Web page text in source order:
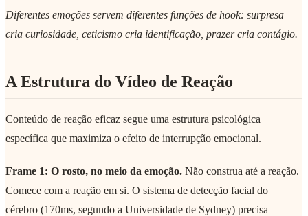
Diferentes emoções servem diferentes funções de hook: surpresa
cria curiosidade, ceticismo cria identificação, prazer cria contágio.
A Estrutura do Vídeo de Reação
Conteúdo de reação eficaz segue uma estrutura psicológica
específica que maximiza o efeito de interrupção emocional.
Frame 1: O rosto, no meio da emoção. Não construa até a reação.
Comece com a reação em si. O sistema de detecção facial do
cérebro (170ms, segundo a Universidade de Sydney) precisa